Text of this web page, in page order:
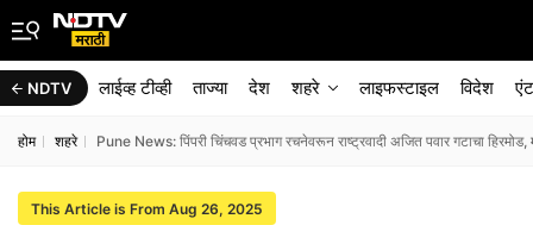
NDTV लाईव्ह टीव्ही ताज्या देश शहरे लाइफस्टाइल विदेश
होम शहरे Pune News: पिंपरी चिंचवड प्रभाग रचनेवरून राष्ट्रवादी अजित पवार गटाचा
This Article is From Aug 26, 2025